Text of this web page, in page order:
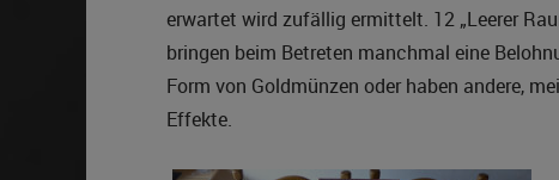
erwartet wird zufällig ermittelt. 12 „Leerer
bringen beim Betreten manchmal eine
Form von Goldmünzen oder haben andere,
Effekte.